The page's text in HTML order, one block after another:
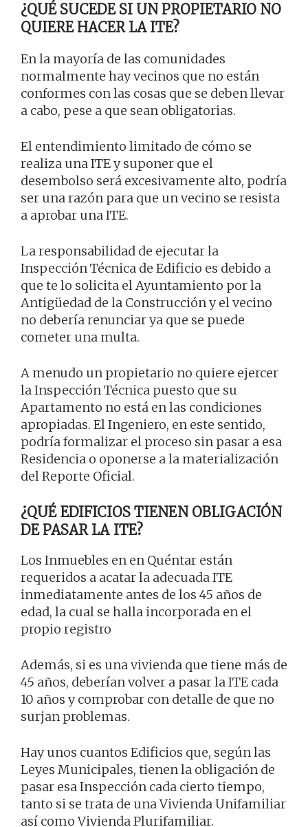
¿QUÉ SUCEDE SI UN PROPIETARIO NO
QUIERE HACER LA ITE?
En la mayoría de las comunidades
normalmente hay vecinos que no están
conformes con las cosas que se deben llevar
a cabo, pese a que sean obligatorias.
El entendimiento limitado de cómo se
realiza una ITE y suponer que el
desembolso será excesivamente alto, podría
ser una razón para que un vecino se resista
a aprobar una ITE.
La responsabilidad de ejecutar la
Inspección Técnica de Edificio es debido a
que te lo solicita el Ayuntamiento por la
Antigüedad de la Construcción y el vecino
no debería renunciar ya que se puede
cometer una multa.
A menudo un propietario no quiere ejercer
la Inspección Técnica puesto que su
Apartamento no está en las condiciones
apropiadas. El Ingeniero, en este sentido,
podría formalizar el proceso sin pasar a esa
Residencia o oponerse a la materialización
del Reporte Oficial.
¿QUÉ EDIFICIOS TIENEN OBLIGACIÓN
DE PASAR LA ITE?
Los Inmuebles en en Quéntar están
requeridos a acatar la adecuada ITE
inmediatamente antes de los 45 años de
edad, la cual se halla incorporada en el
propio registro
Además, si es una vivienda que tiene más de
45 años, deberían volver a pasar la ITE cada
10 años y comprobar con detalle de que no
surjan problemas.
Hay unos cuantos Edificios que, según las
Leyes Municipales, tienen la obligación de
pasar esa Inspección cada cierto tiempo,
tanto si se trata de una Vivienda Unifamiliar
así como Vivienda Plurifamiliar.